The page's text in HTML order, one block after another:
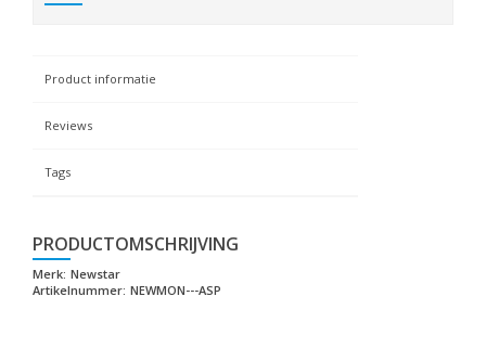
Product informatie
Reviews
Tags
PRODUCTOMSCHRIJVING
Merk: Newstar
Artikelnummer: NEWMON---ASP